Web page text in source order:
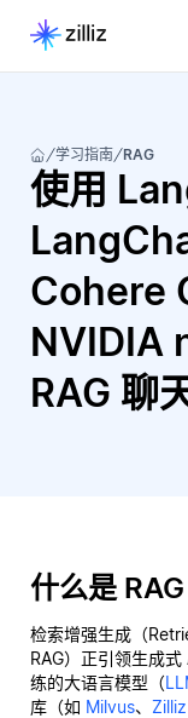
学习指南 RAG
使用
Cohere
NVIDIA
RAG 聊
什么是 RAG
检索增强生成（
RAG）正引领生成
练的大语言模型（
库（如 Milvus、